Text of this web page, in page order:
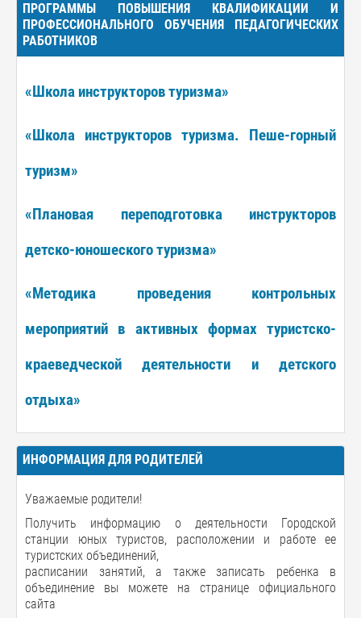
ПРОГРАММЫ ПОВЫШЕНИЯ КВАЛИФИКАЦИИ И
ПРОФЕССИОНАЛЬНОГО ОБУЧЕНИЯ ПЕДАГОГИЧЕСКИХ
РАБОТНИКОВ
«Школа инструкторов туризма»
«Школа инструкторов туризма. Пеше-горный
туризм»
«Плановая переподготовка инструкторов
детско-юношеского туризма»
«Методика проведения контрольных
мероприятий в активных формах туристско-
краеведческой деятельности и детского
отдыха»
ИНФОРМАЦИЯ ДЛЯ РОДИТЕЛЕЙ
Уважаемые родители!
Получить информацию о деятельности Городской
станции юных туристов, расположении и работе ее
туристских объединений,
расписании занятий, а также записать ребенка в
объединение вы можете на странице официального
сайта